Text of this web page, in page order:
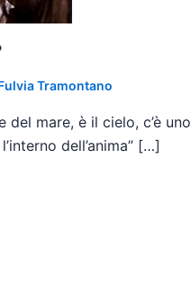
Tramontano
del mare, è il cielo, c’è uno
dell’anima” […]